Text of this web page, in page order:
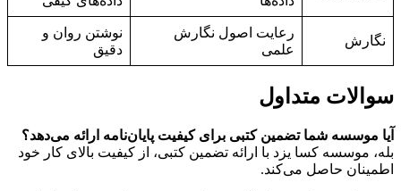
نگارش
رعایت اصول نگارش
علمی
نوشتن روان و
دقیق
سوالات متداول
آیا موسسه شما تضمین کتبی برای کیفیت پایان‌نامه ارائه می‌دهد؟
بله، موسسه کسا یزد با ارائه تضمین کتبی، از کیفیت بالای کار خود
اطمینان حاصل می‌کند.